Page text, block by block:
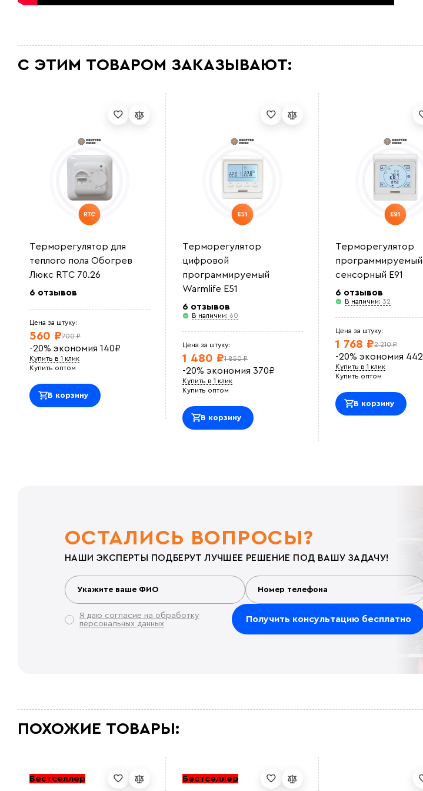
С ЭТИМ ТОВАРОМ ЗАКАЗЫВАЮТ:
Терморегулятор для
теплого пола Обогрев
Люкс RTC 70.26
6 отзывов
Цена за штуку:
700 ₽
560 ₽
-20% экономия 140₽
Купить в 1 клик
Купить оптом
В корзину
Терморегулятор
цифровой
программируемый
Warmlife E51
6 отзывов
В наличии: 60
Цена за штуку:
1 850 ₽
1 480 ₽
-20% экономия 370₽
Купить в 1 клик
Купить оптом
В корзину
Терморегулятор
программируемый
сенсорный E91
6 отзывов
В наличии: 32
Цена за штуку:
2 210 ₽
1 768 ₽
-20% экономия 442
Купить в 1 клик
Купить оптом
В корзину
ОСТАЛИСЬ ВОПРОСЫ?
НАШИ ЭКСПЕРТЫ ПОДБЕРУТ ЛУЧШЕЕ РЕШЕНИЕ ПОД ВАШУ ЗАДАЧУ!
Я даю согласие на обработку
персональных данных
ПОХОЖИЕ ТОВАРЫ:
Бестселлер Бестселлер